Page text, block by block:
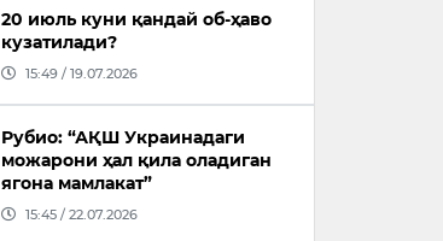
20 июль куни қандай об-ҳаво
кузатилади?
15:49 / 19.07.2026
Рубио: “АҚШ Украинадаги
можарони ҳал қила оладиган
ягона мамлакат”
15:45 / 22.07.2026